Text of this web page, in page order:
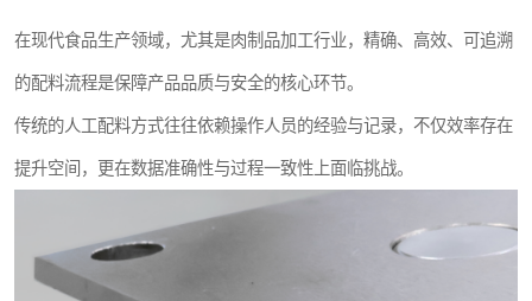
在现代食品生产领域，尤其是肉制品加工行业，精确、高效、可追溯
的配料流程是保障产品品质与安全的核心环节。
传统的人工配料方式往往依赖操作人员的经验与记录，不仅效率存在
提升空间，更在数据准确性与过程一致性上面临挑战。